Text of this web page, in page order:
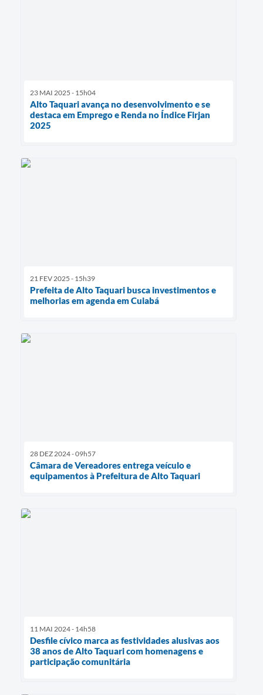
23 MAI 2025 - 15h04
Alto Taquari avança no desenvolvimento e se
destaca em Emprego e Renda no Índice Firjan
2025
21 FEV 2025 - 15h39
Prefeita de Alto Taquari busca investimentos e
melhorias em agenda em Cuiabá
28 DEZ 2024 - 09h57
Câmara de Vereadores entrega veículo e
equipamentos à Prefeitura de Alto Taquari
11 MAI 2024 - 14h58
Desfile cívico marca as festividades alusivas aos
38 anos de Alto Taquari com homenagens e
participação comunitária